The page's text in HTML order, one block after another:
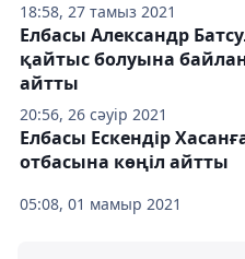
18:58, 27 тамыз 2021
20:56, 26 сәуір 2021
Елбасы Александр
қайтыс болуына
айтты
05:08, 01 мамыр 2021
Елбасы Ескендір
отбасына көңіл айтты